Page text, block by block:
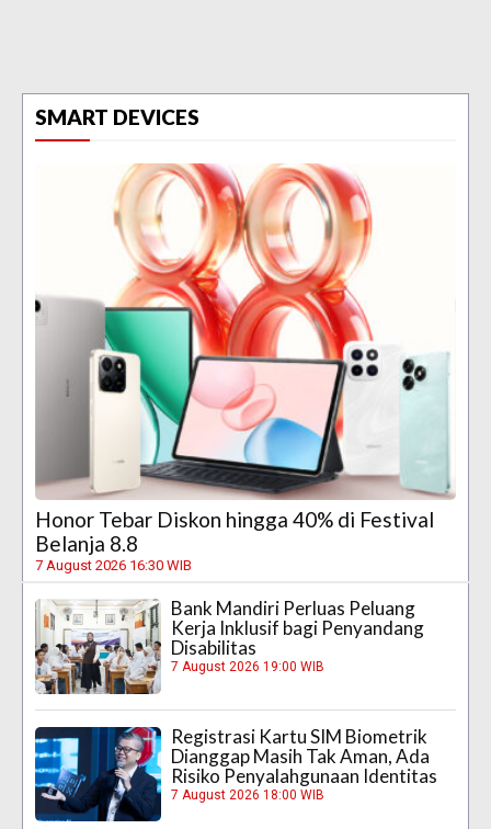
SMART DEVICES
Honor Tebar Diskon hingga 40% di Festival
Belanja 8.8
7 August 2026 16:30 WIB
Bank Mandiri Perluas Peluang
Kerja Inklusif bagi Penyandang
Disabilitas
7 August 2026 19:00 WIB
Registrasi Kartu SIM Biometrik
Dianggap Masih Tak Aman, Ada
Risiko Penyalahgunaan Identitas
7 August 2026 18:00 WIB